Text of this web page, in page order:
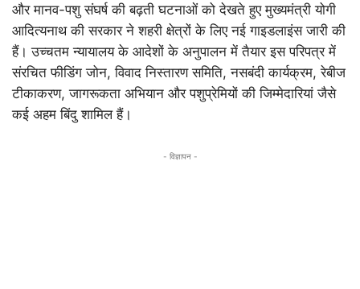
और मानव-पशु संघर्ष की बढ़ती घटनाओं को देखते हुए मुख्यमंत्री योगी
आदित्यनाथ की सरकार ने शहरी क्षेत्रों के लिए नई गाइडलाइंस जारी की
हैं। उच्चतम न्यायालय के आदेशों के अनुपालन में तैयार इस परिपत्र में
संरचित फीडिंग जोन, विवाद निस्तारण समिति, नसबंदी कार्यक्रम, रेबीज
टीकाकरण, जागरूकता अभियान और पशुप्रेमियों की जिम्मेदारियां जैसे
कई अहम बिंदु शामिल हैं।
- विज्ञापन -